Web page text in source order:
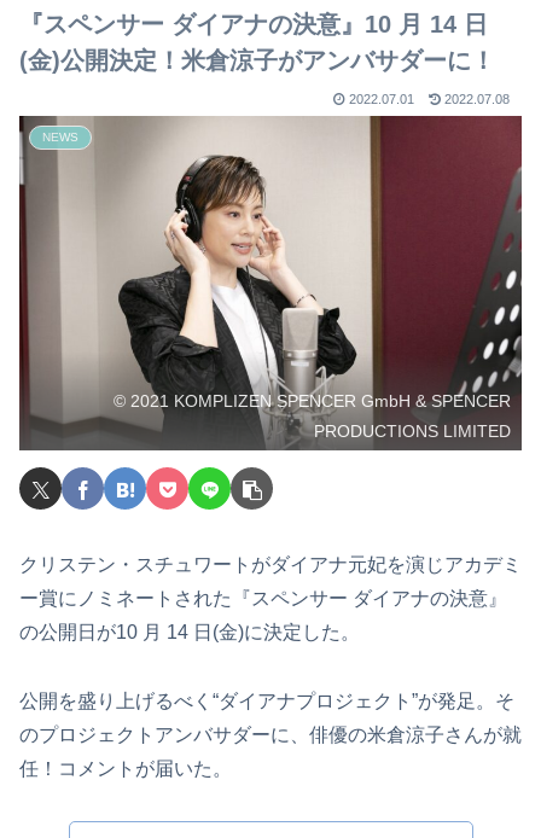
『スペンサー ダイアナの決意』10 月 14 日
(金)公開決定！米倉涼子がアンバサダーに！
2022.07.01 2022.07.08
NEWS
© 2021 KOMPLIZEN SPENCER GmbH & SPENCER
PRODUCTIONS LIMITED
クリステン・スチュワートがダイアナ元妃を演じアカデミ
ー賞にノミネートされた『スペンサー ダイアナの決意』
の公開日が10 月 14 日(金)に決定した。
公開を盛り上げるべく“ダイアナプロジェクト”が発足。そ
のプロジェクトアンバサダーに、俳優の米倉涼子さんが就
任！コメントが届いた。